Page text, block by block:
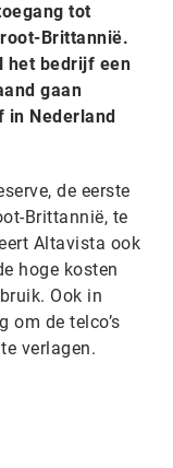
tot
Brittannië.
het bedrijf een
gaan
in Nederland
de eerste
Brittannië, te
Altavista ook
hoge kosten
Ook in
om de telco’s
verlagen.